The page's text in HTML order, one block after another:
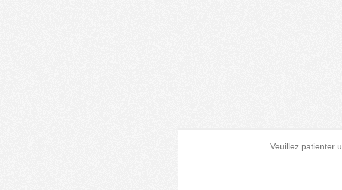
Veuillez patienter